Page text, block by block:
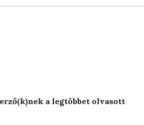
a legtöbbet olvasott